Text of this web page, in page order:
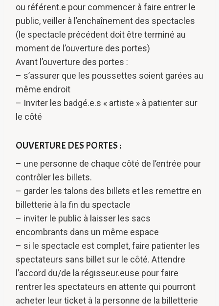
ou référent.e pour commencer à faire entrer le
public, veiller à l’enchaînement des spectacles
(le spectacle précédent doit être terminé au
moment de l’ouverture des portes)
Avant l’ouverture des portes :
– s’assurer que les poussettes soient garées au
même endroit
– Inviter les badgé.e.s « artiste » à patienter sur
le côté
OUVERTURE DES PORTES :
– une personne de chaque côté de l’entrée pour
contrôler les billets.
– garder les talons des billets et les remettre en
billetterie à la fin du spectacle
– inviter le public à laisser les sacs
encombrants dans un même espace
– si le spectacle est complet, faire patienter les
spectateurs sans billet sur le côté. Attendre
l’accord du/de la régisseur.euse pour faire
rentrer les spectateurs en attente qui pourront
acheter leur ticket à la personne de la billetterie